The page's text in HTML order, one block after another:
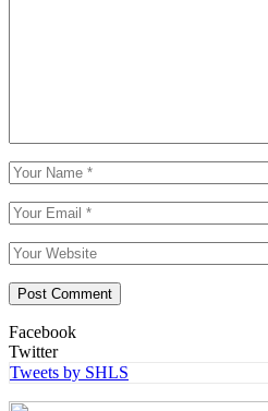
Facebook
Twitter
Tweets by SHLS